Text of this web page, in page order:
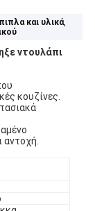
και υλικά,
ντουλάπι
κουζίνες.
αντοχή.